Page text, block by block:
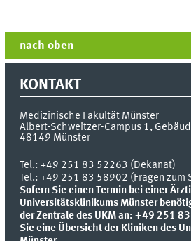
nach oben
KONTAKT
Medizinische Fakultät Münster
Albert-Schweitzer-Campus 1,
48149 Münster
Tel.:+49 251 83 52263 (Dekanat)
Tel.: +49 251 83 58902 (Fragen zum
Sofern Sie einen Termin bei einer
Universitätsklinikums Münster
der Zentrale des UKM an: +49 251
Sie eine Übersicht der Kliniken des